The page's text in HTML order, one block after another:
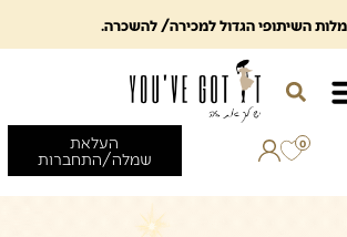
השיתופי הגדול למכירה/ להשכרה.
העלאת
שמלה/התחברות